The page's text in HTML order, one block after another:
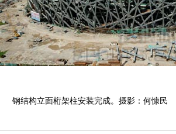
钢结构立面桁架柱安装完成。摄影：何慷民